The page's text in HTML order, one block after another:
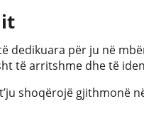
dedikuara për ju në
të arritshme dhe të
shoqërojë gjithmonë